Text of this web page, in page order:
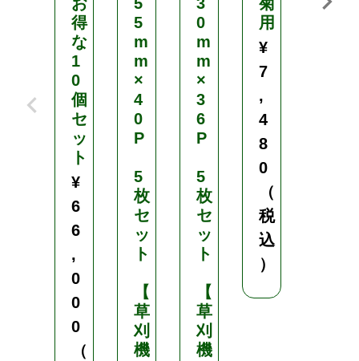
得
な
1
0
個
セ
ッ
ト
¥
6
6
,
0
0
0
（
5
m
m
×
4
0
P
5
枚
セ
ッ
ト
【
草
刈
機
0
m
m
×
3
6
P
5
枚
セ
ッ
ト
【
草
刈
機
用
¥
7
,
4
8
0
（
税
込
）